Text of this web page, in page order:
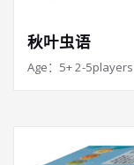
秋叶虫语
Age：5+ 2-